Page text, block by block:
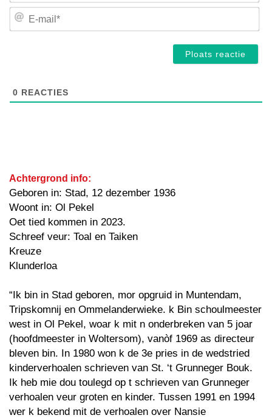
E-
0 REACTIES
Achtergrond info:
Geboren in: Stad, 12 dezember 1936
Woont in: Ol Pekel
Oet tied kommen in 2023.
Schreef veur: Toal en Taiken
Kreuze
Klunderloa
“Ik bin in Stad geboren, mor opgruid in Muntendam,
Tripskomnij en Ommelanderwieke. k Bin schoulmeester
west in Ol Pekel, woar k mit n onderbreken van 5 joar
(hoofdmeester in Woltersom), vanòf 1969 as directeur
bleven bin. In 1980 won k de 3e pries in de wedstried
kinderverhoalen schrieven van St. ‘t Grunneger Bouk.
Ik heb mie dou toulegd op t schrieven van Grunneger
verhoalen veur groten en kinder. Tussen 1991 en 1994
wer k bekend mit de verhoalen over Nansie